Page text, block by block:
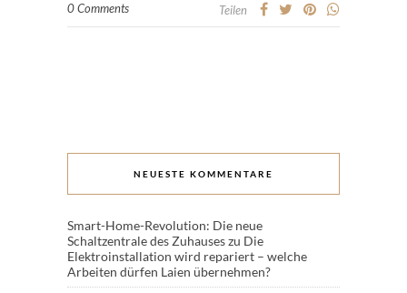
0 Comments Teilen
NEUESTE KOMMENTARE
Smart-Home-Revolution: Die neue
Schaltzentrale des Zuhauseszu Die
Elektroinstallation wird repariert – welche
Arbeiten dürfen Laien übernehmen?